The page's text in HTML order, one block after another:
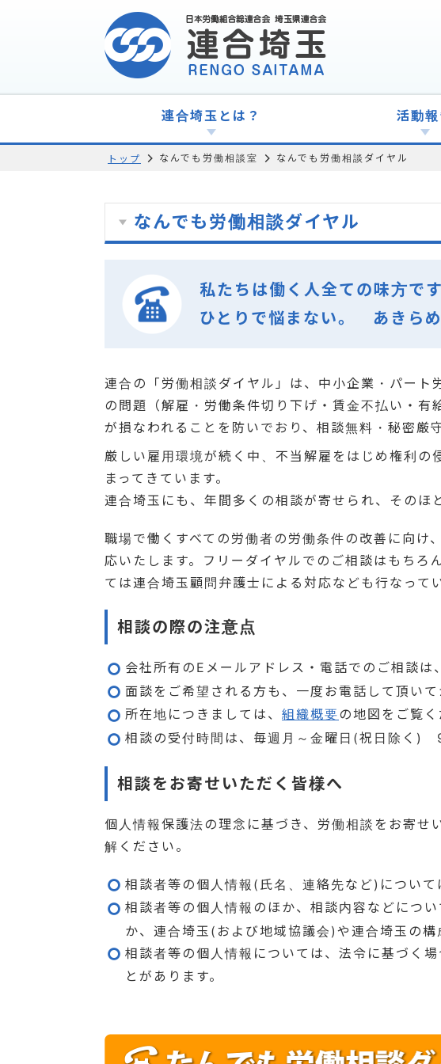
連合埼玉とは？ 活動報
トップ なんでも労働相談室 なんでも労働相談ダイヤル
なんでも労働相談ダイヤル
私たちは働く人全ての味方で
ひとりで悩まない。 あきら
連合の「労働相談ダイヤル」は、中小企業・パー
の問題（解雇・労働条件切り下げ・賃金不払い・
が損なわれることを防いでおり、相談無料・秘密厳
厳しい雇用環境が続く中、不当解雇をはじめ権利
まってきています。
連合埼玉にも、年間多くの相談が寄せられ、そのほ
職場で働くすべての労働者の労働条件の改善に向け
応いたします。フリーダイヤルでのご相談はもちろ
ては連合埼玉顧問弁護士による対応なども行なってい
相談の際の注意点
会社所有のEメールアドレス・電話でのご相談は
面談をご希望される方も、一度お電話して頂いて
所在地につきましては、 組織概要の地図をご覧
相談の受付時間は、毎週月～金曜日(祝日除く)
相談をお寄せいただく皆様へ
個人情報保護法の理念に基づき、労働相談をお寄
解ください。
相談者等の個人情報(氏名、連絡先など)について
相談者等の個人情報のほか、相談内容などにつ
か、連合埼玉(および地域協議会)や連合埼玉の
相談者等の個人情報については、法令に基づく
とがあります。